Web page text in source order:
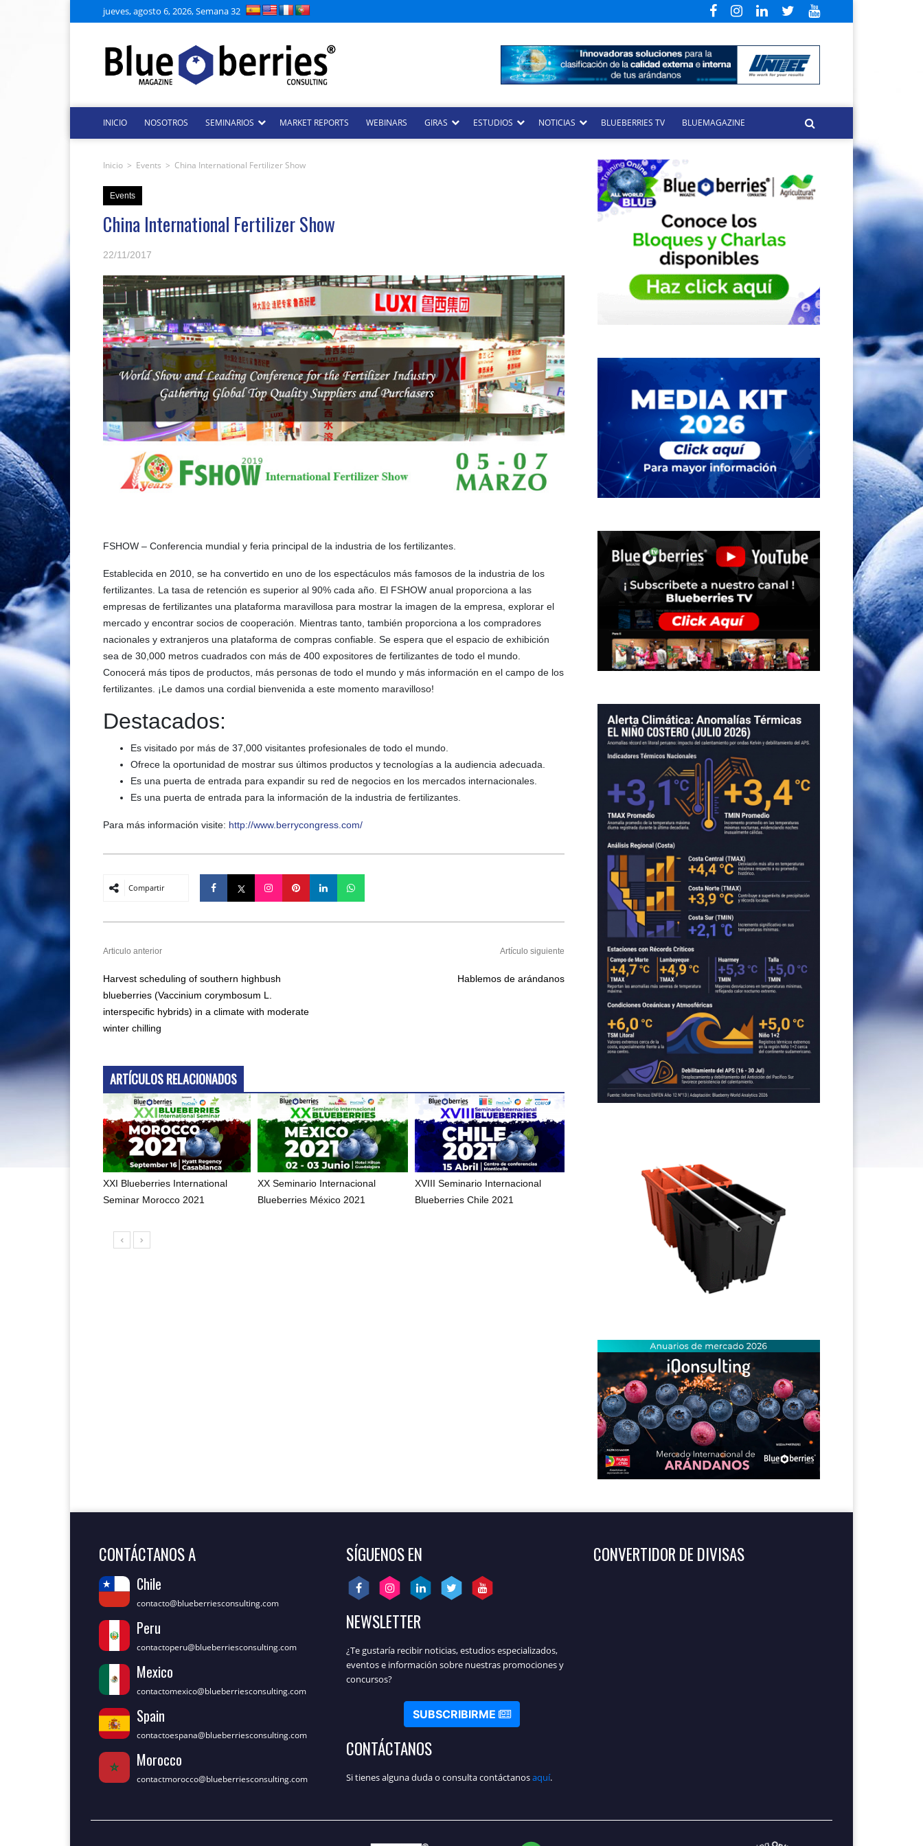
jueves, agosto 6, 2026, Semana 32
INICIO NOSOTROS SEMINARIOS MARKET REPORTS WEBINARS GIRAS ESTUDIOS NOTICIAS BLUEBERRIES TV BLUEMAGAZINE
Inicio > Events > China International Fertilizer Show
Events
China International Fertilizer Show
22/11/2017
FSHOW – Conferencia mundial y feria principal de la industria de los fertilizantes.
Establecida en 2010, se ha convertido en uno de los espectáculos más famosos de la industria de los
fertilizantes. La tasa de retención es superior al 90% cada año. El FSHOW anual proporciona a las
empresas de fertilizantes una plataforma maravillosa para mostrar la imagen de la empresa, explorar el
mercado y encontrar socios de cooperación. Mientras tanto, también proporciona a los compradores
nacionales y extranjeros una plataforma de compras confiable. Se espera que el espacio de exhibición
sea de 30,000 metros cuadrados con más de 400 expositores de fertilizantes de todo el mundo.
Conocerá más tipos de productos, más personas de todo el mundo y más información en el campo de los
fertilizantes. ¡Le damos una cordial bienvenida a este momento maravilloso!
Destacados:
Es visitado por más de 37,000 visitantes profesionales de todo el mundo.
Ofrece la oportunidad de mostrar sus últimos productos y tecnologías a la audiencia adecuada.
Es una puerta de entrada para expandir su red de negocios en los mercados internacionales.
Es una puerta de entrada para la información de la industria de fertilizantes.
Para más información visite: http://www.berrycongress.com/
Compartir
Articulo anterior
Harvest scheduling of southern highbush
blueberries (Vaccinium corymbosum L.
interspecific hybrids) in a climate with moderate
winter chilling
Artículo siguiente
Hablemos de arándanos
ARTÍCULOS RELACIONADOS
XXI Blueberries International
Seminar Morocco 2021
XX Seminario Internacional
Blueberries México 2021
XVIII Seminario Internacional
Blueberries Chile 2021
CONTÁCTANOS A
Chile
contacto@blueberriesconsulting.com
Peru
contactoperu@blueberriesconsulting.com
Mexico
contactomexico@blueberriesconsulting.com
Spain
contactoespana@blueberriesconsulting.com
Morocco
contactmorocco@blueberriesconsulting.com
SÍGUENOS EN
NEWSLETTER
¿Te gustaría recibir noticias, estudios especializados,
eventos e información sobre nuestras promociones y
concursos?
SUBSCRIBIRME
CONTÁCTANOS
Si tienes alguna duda o consulta contáctanosaquí.
CONVERTIDOR DE DIVISAS